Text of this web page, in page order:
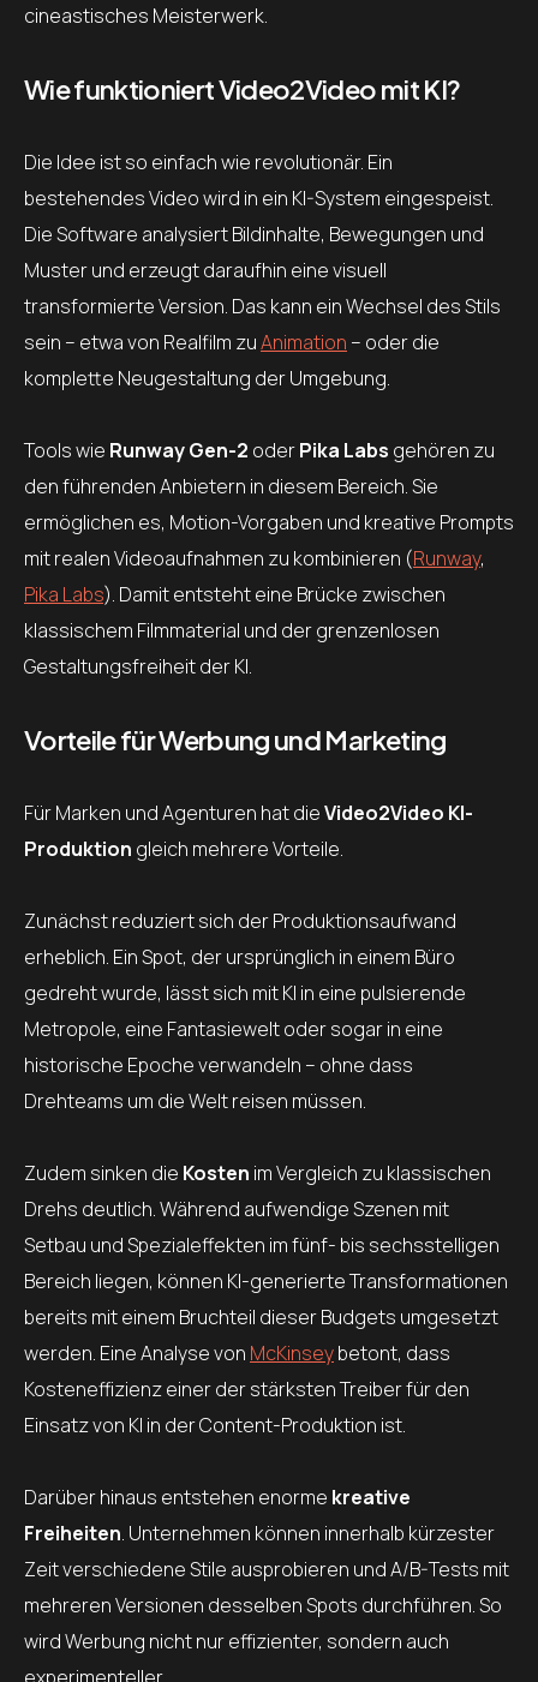
cineastisches Meisterwerk.
Wie funktioniert Video2Video mit KI?
Die Idee ist so einfach wie revolutionär. Ein
bestehendes Video wird in ein KI-System eingespeist.
Die Software analysiert Bildinhalte, Bewegungen und
Muster und erzeugt daraufhin eine visuell
transformierte Version. Das kann ein Wechsel des Stils
sein – etwa von Realfilm zuAnimation – oder die
komplette Neugestaltung der Umgebung.
Tools wie Runway Gen-2 oderPika Labs gehören zu
den führenden Anbietern in diesem Bereich. Sie
ermöglichen es, Motion-Vorgaben und kreative Prompts
mit realen Videoaufnahmen zu kombinieren (Runway,
Pika Labs). Damit entsteht eine Brücke zwischen
klassischem Filmmaterial und der grenzenlosen
Gestaltungsfreiheit der KI.
Vorteile für Werbung und Marketing
Für Marken und Agenturen hat dieVideo2Video KI-
Produktion gleich mehrere Vorteile.
Zunächst reduziert sich der Produktionsaufwand
erheblich. Ein Spot, der ursprünglich in einem Büro
gedreht wurde, lässt sich mit KI in eine pulsierende
Metropole, eine Fantasiewelt oder sogar in eine
historische Epoche verwandeln – ohne dass
Drehteams um die Welt reisen müssen.
Zudem sinken die Kosten im Vergleich zu klassischen
Drehs deutlich. Während aufwendige Szenen mit
Setbau und Spezialeffekten im fünf- bis sechsstelligen
Bereich liegen, können KI-generierte Transformationen
bereits mit einem Bruchteil dieser Budgets umgesetzt
werden. Eine Analyse von McKinseybetont, dass
Kosteneffizienz einer der stärksten Treiber für den
Einsatz von KI in der Content-Produktion ist.
Darüber hinaus entstehen enorme kreative
Freiheiten. Unternehmen können innerhalb kürzester
Zeit verschiedene Stile ausprobieren und A/B-Tests mit
mehreren Versionen desselben Spots durchführen. So
wird Werbung nicht nur effizienter, sondern auch
experimenteller.